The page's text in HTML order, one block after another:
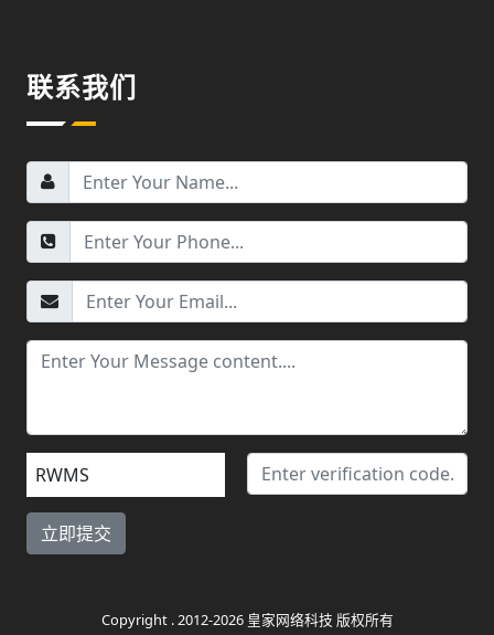
联系我们
RWMS
Copyright . 2012-2026 皇家网络科技 版权所有